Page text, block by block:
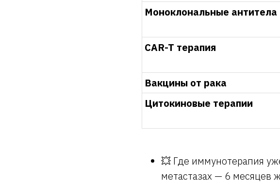
Моноклональные антитела
CAR-T терапия
Вакцины от рака
Цитокиновые терапии
💥 Где иммунотерапия
метастазах — 6 месяцев